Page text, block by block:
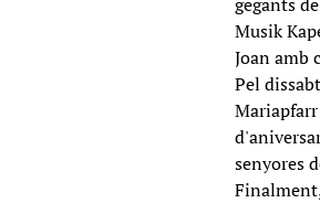
Musik
Joan amb
Pel
senyores